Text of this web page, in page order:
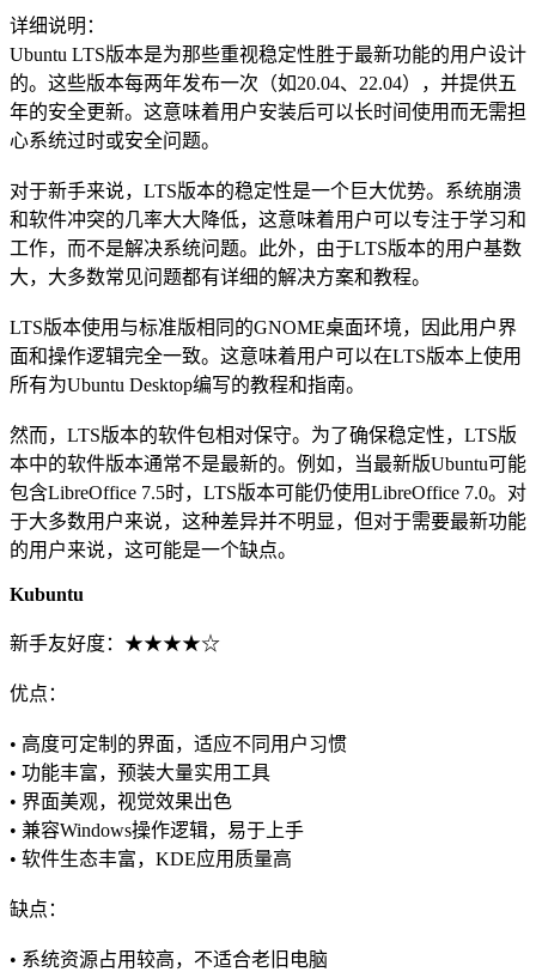
详细说明：
Ubuntu LTS版本是为那些重视稳定性胜于最新功能的用户设计
的。这些版本每两年发布一次（如20.04、22.04），并提供五
年的安全更新。这意味着用户安装后可以长时间使用而无需担
心系统过时或安全问题。
对于新手来说，LTS版本的稳定性是一个巨大优势。系统崩溃
和软件冲突的几率大大降低，这意味着用户可以专注于学习和
工作，而不是解决系统问题。此外，由于LTS版本的用户基数
大，大多数常见问题都有详细的解决方案和教程。
LTS版本使用与标准版相同的GNOME桌面环境，因此用户界
面和操作逻辑完全一致。这意味着用户可以在LTS版本上使用
所有为Ubuntu Desktop编写的教程和指南。
然而，LTS版本的软件包相对保守。为了确保稳定性，LTS版
本中的软件版本通常不是最新的。例如，当最新版Ubuntu可能
包含LibreOffice 7.5时，LTS版本可能仍使用LibreOffice 7.0。对
于大多数用户来说，这种差异并不明显，但对于需要最新功能
的用户来说，这可能是一个缺点。
Kubuntu
新手友好度：★★★★☆
优点：
• 高度可定制的界面，适应不同用户习惯
• 功能丰富，预装大量实用工具
• 界面美观，视觉效果出色
• 兼容Windows操作逻辑，易于上手
• 软件生态丰富，KDE应用质量高
缺点：
• 系统资源占用较高，不适合老旧电脑